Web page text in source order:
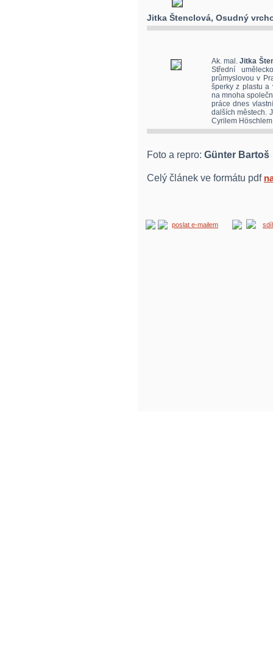
Jitka Štenclová, Osudný
Ak. mal.Jitka
Střední
průmyslovou v
šperky z plastu a
na mnoha
práce dnes
dalších městech.
Cyrilem
Foto a repro: Günter Bartoš
Celý článek ve formátu pdf
poslat e-mailem